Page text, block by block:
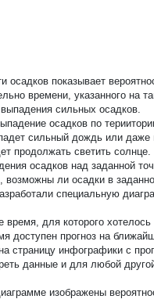
осадков показывает
времени, указанного
сильных осадков.
осадков по
сильный дождь или
продолжать светить
осадков над заданной
ли осадки в
специальную
время, для которого
доступен прогноз на
страницу инфографики с
данные и для любой
изображены